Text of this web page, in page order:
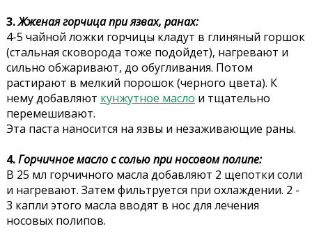
3.Жженая горчица при язвах, ранах:
4-5 чайной ложки горчицы кладут в глиняный горшок
(стальная сковорода тоже подойдет), нагревают и
сильно обжаривают, до обугливания. Потом
растирают в мелкий порошок (черного цвета). К
нему добавляют кунжутное масло и тщательно
перемешивают.
Эта паста наносится на язвы и незаживающие раны.
4.Горчичное масло с солью при носовом полипе:
В 25 мл горчичного масла добавляют 2 щепотки соли
и нагревают. Затем фильтруется при охлаждении. 2 -
3 капли этого масла вводят в нос для лечения
носовых полипов.